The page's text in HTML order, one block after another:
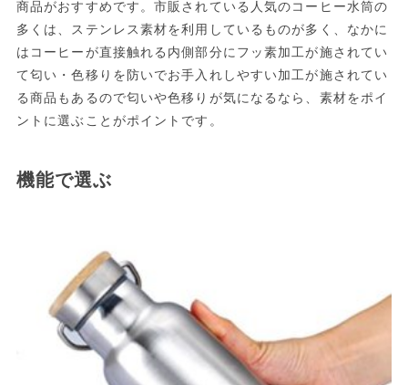
商品がおすすめです。市販されている人気のコーヒー水筒の
多くは、ステンレス素材を利用しているものが多く、なかに
はコーヒーが直接触れる内側部分にフッ素加工が施されてい
て匂い・色移りを防いでお手入れしやすい加工が施されてい
る商品もあるので匂いや色移りが気になるなら、素材をポイ
ントに選ぶことがポイントです。
機能で選ぶ